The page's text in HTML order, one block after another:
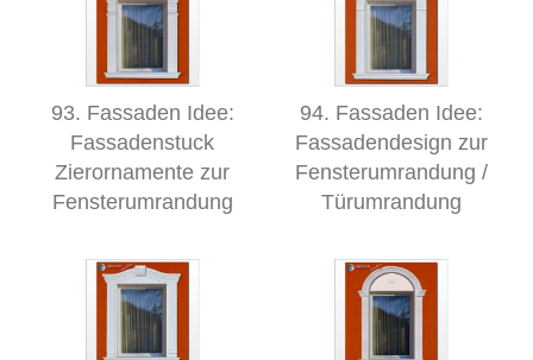
93. Fassaden Idee:
Fassadenstuck
Zierornamente zur
Fensterumrandung
94. Fassaden Idee:
Fassadendesign zur
Fensterumrandung /
Türumrandung